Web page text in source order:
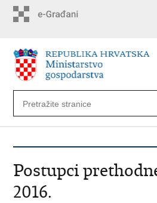
Postupci
2016.